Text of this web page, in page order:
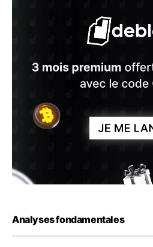
Analyses fondamentales